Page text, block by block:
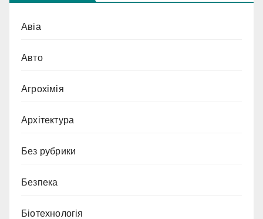
Авіа
Авто
Агрохімія
Архітектура
Без рубрики
Безпека
Біотехнологія